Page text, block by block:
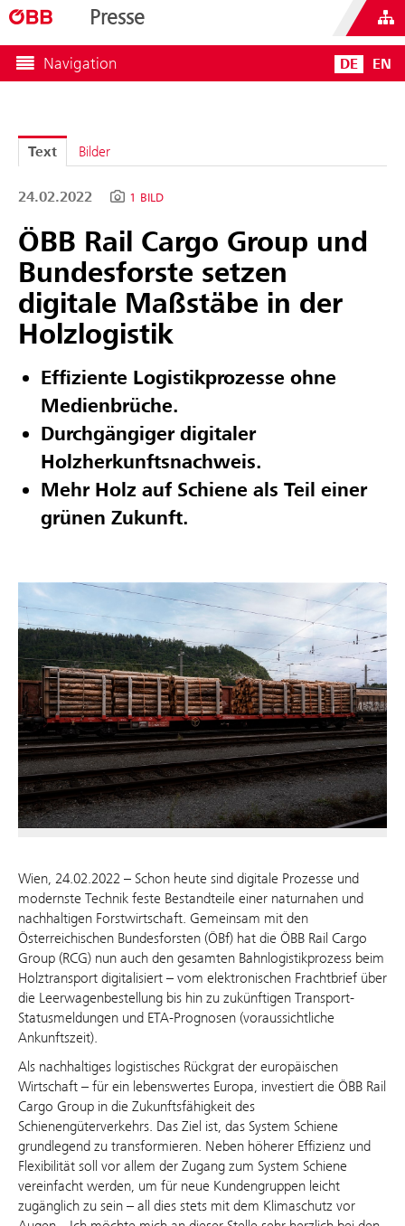
Presse
Navigation DE EN
Text Bilder
24.02.2022 1 BILD
ÖBB Rail Cargo Group und
Bundesforste setzen
digitale Maßstäbe in der
Holzlogistik
Effiziente Logistikprozesse ohne
Medienbrüche.
Durchgängiger digitaler
Holzherkunftsnachweis.
Mehr Holz auf Schiene als Teil einer
grünen Zukunft.
Wien, 24.02.2022 – Schon heute sind digitale Prozesse und
modernste Technik feste Bestandteile einer naturnahen und
nachhaltigen Forstwirtschaft. Gemeinsam mit den
Österreichischen Bundesforsten (ÖBf) hat die ÖBB Rail Cargo
Group (RCG) nun auch den gesamten Bahnlogistikprozess beim
Holztransport digitalisiert – vom elektronischen Frachtbrief über
die Leerwagenbestellung bis hin zu zukünftigen Transport-
Statusmeldungen und ETA-Prognosen (voraussichtliche
Ankunftszeit).
Als nachhaltiges logistisches Rückgrat der europäischen
Wirtschaft – für ein lebenswertes Europa, investiert die ÖBB Rail
Cargo Group in die Zukunftsfähigkeit des
Schienengüterverkehrs. Das Ziel ist, das System Schiene
grundlegend zu transformieren. Neben höherer Effizienz und
Flexibilität soll vor allem der Zugang zum System Schiene
vereinfacht werden, um für neue Kundengruppen leicht
zugänglich zu sein – all dies stets mit dem Klimaschutz vor